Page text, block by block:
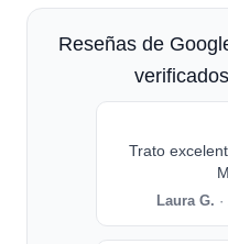
Reseñas de
Trato
Laura G.